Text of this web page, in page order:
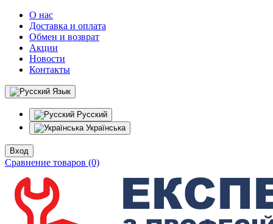
О нас
Доставка и оплата
Обмен и возврат
Акции
Новости
Контакты
Язык
Русский
Українська
Вход
Сравнение товаров (0)